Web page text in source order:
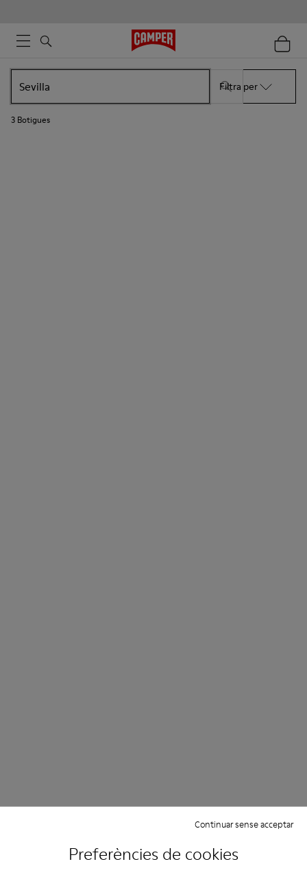
Preferències de cookies
Continuar sense acceptar
Filtra per
3 Botigues